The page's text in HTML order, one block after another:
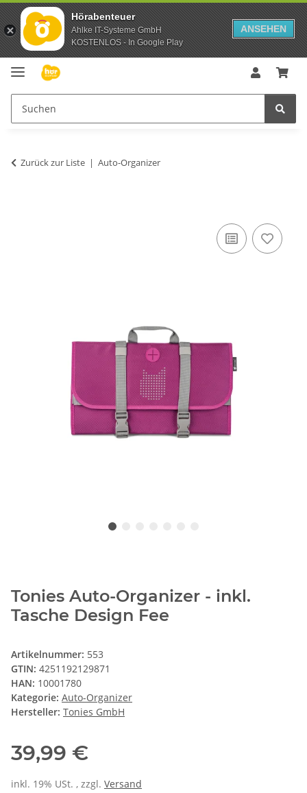
Hörabenteuer
Ahlke IT-Systeme GmbH
KOSTENLOS - In Google Play
ANSEHEN
Zurück zur Liste Auto-Organizer
Tonies Auto-Organizer - inkl.
Tasche Design Fee
Artikelnummer: 553
GTIN: 4251192129871
HAN: 10001780
Kategorie: Auto-Organizer
Hersteller: Tonies GmbH
39,99 €
inkl. 19% USt. , zzgl. Versand